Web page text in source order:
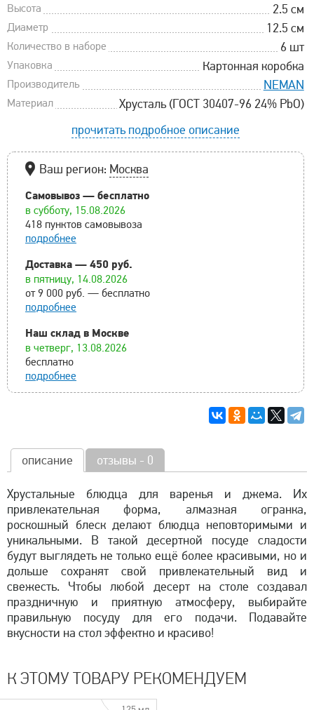
Высота 2.5 см
Диаметр 12.5 см
Количество в наборе 6 шт
Упаковка Картонная коробка
Производитель NEMAN
Материал
Хрусталь (ГОСТ 30407-96 24% PbO)
прочитать подробное описание
Ваш регион: Москва
Самовывоз — бесплатно
в субботу, 15.08.2026
418 пунктов самовывоза
подробнее
Доставка — 450 руб.
в пятницу, 14.08.2026
от 9 000 руб. — бесплатно
подробнее
Наш склад в Москве
в четверг, 13.08.2026
бесплатно
подробнее
описание отзывы - 0
Хрустальные блюдца для варенья и джема. Их
привлекательная форма, алмазная огранка,
роскошный блеск делают блюдца неповторимыми и
уникальными. В такой десертной посуде сладости
будут выглядеть не только ещё более красивыми, но и
дольше сохранят свой привлекательный вид и
свежесть. Чтобы любой десерт на столе создавал
праздничную и приятную атмосферу, выбирайте
правильную посуду для его подачи. Подавайте
вкусности на стол эффектно и красиво!
К ЭТОМУ ТОВАРУ РЕКОМЕНДУЕМ